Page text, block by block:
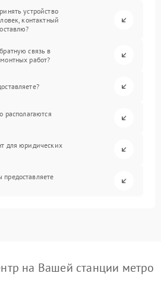
устройство
контактный
связь в
работ?
располагаются
для юридических
на Вашей станции метро